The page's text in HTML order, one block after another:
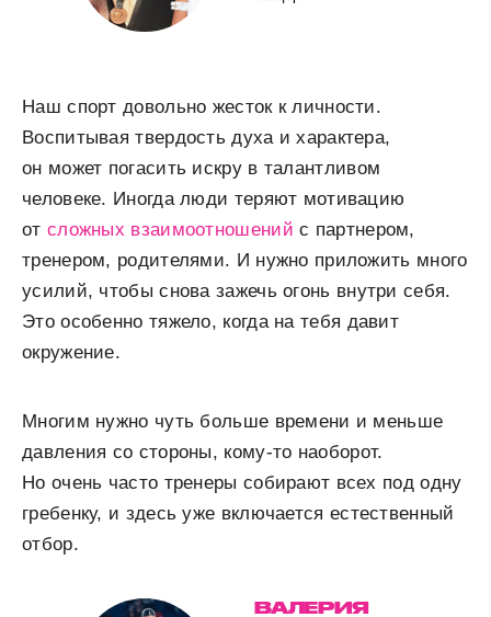
Наш спорт довольно жесток к личности.
Воспитывая твердость духа и характера,
он может погасить искру в талантливом
человеке. Иногда люди теряют мотивацию
от сложных взаимоотношений с партнером,
тренером, родителями. И нужно приложить много
усилий, чтобы снова зажечь огонь внутри себя.
Это особенно тяжело, когда на тебя давит
окружение.
Многим нужно чуть больше времени и меньше
давления со стороны, кому-то наоборот.
Но очень часто тренеры собирают всех под одну
гребенку, и здесь уже включается естественный
отбор.
ВАЛЕРИЯ